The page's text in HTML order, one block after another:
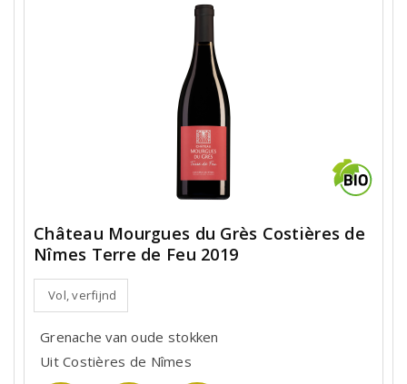
Château Mourgues du Grès Costières de
Nîmes Terre de Feu 2019
Vol, verfijnd
Grenache van oude stokken
Uit Costières de Nîmes